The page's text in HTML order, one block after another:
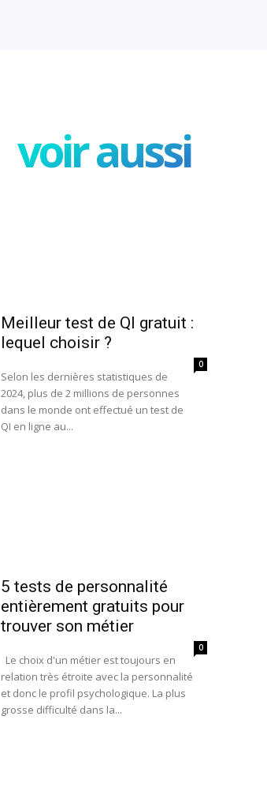
voir aussi
Meilleur test de QI gratuit :
lequel choisir ?
0
Selon les dernières statistiques de
2024, plus de 2 millions de personnes
dans le monde ont effectué un test de
QI en ligne au...
5 tests de personnalité
entièrement gratuits pour
trouver son métier
0
Le choix d'un métier est toujours en
relation très étroite avec la personnalité
et donc le profil psychologique. La plus
grosse difficulté dans la...